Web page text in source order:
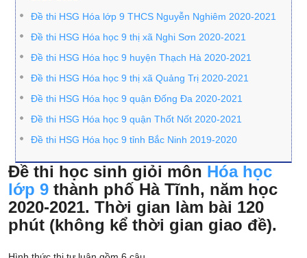
Đề thi HSG Hóa lớp 9 THCS Nguyễn Nghiêm 2020-2021
Đề thi HSG Hóa học 9 thị xã Nghi Sơn 2020-2021
Đề thi HSG Hóa học 9 huyện Thạch Hà 2020-2021
Đề thi HSG Hóa học 9 thị xã Quảng Trị 2020-2021
Đề thi HSG Hóa học 9 quận Đống Đa 2020-2021
Đề thi HSG Hóa học 9 quận Thốt Nốt 2020-2021
Đề thi HSG Hóa học 9 tỉnh Bắc Ninh 2019-2020
Đề thi học sinh giỏi môn Hóa học
lớp 9 thành phố Hà Tĩnh, năm học
2020-2021. Thời gian làm bài 120
phút (không kể thời gian giao đề).